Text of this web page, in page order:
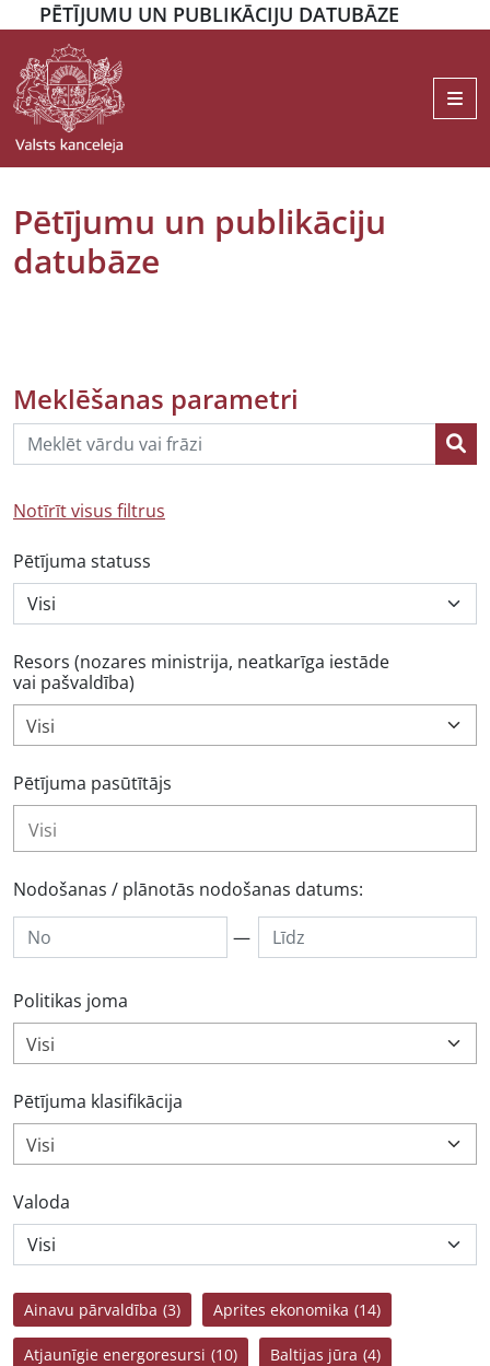
PĒTĪJUMU UN PUBLIKĀCIJU DATUBĀZE
Pētījumu un publikāciju
datubāze
Meklēšanas parametri
Notīrīt visus filtrus
Pētījuma statuss
Resors (nozares ministrija, neatkarīga iestāde
vai pašvaldība)
Visi
Pētījuma pasūtītājs
Nodošanas / plānotās nodošanas datums:
—
Politikas joma
Visi
Pētījuma klasifikācija
Visi
Valoda
Ainavu pārvaldība (3) Aprites ekonomika (14)
Atjaunīgie energoresursi (10) Baltijas jūra (4)